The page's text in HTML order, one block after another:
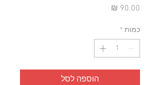
כמות *
הוספה לסל